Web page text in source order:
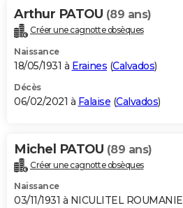
Arthur PATOU (89 ans)
Créer une cagnotte obsèques
Naissance
18/05/1931 à Eraines (Calvados)
Décès
06/02/2021 à Falaise (Calvados)
Michel PATOU (89 ans)
Créer une cagnotte obsèques
Naissance
03/11/1931 à NICULITEL ROUMANIE